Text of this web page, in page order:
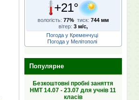
+21°
вологість: 77% тиск: 744 мм
вітер: 3 м/с,
Погода у Кременчуці
Погода у Мелітополі
Популярне
Безкоштовні пробні заняття
НМТ 14.07 - 23.07 для учнів 11
класів